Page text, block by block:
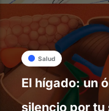
Salud
El hígado: un
silencio por tu